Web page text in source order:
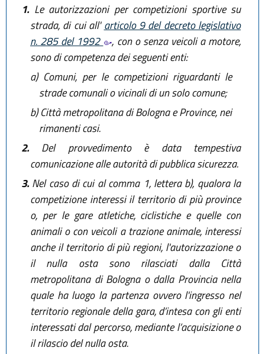
1.Le autorizzazioni per competizioni sportive su
strada, di cui all'articolo 9 del decreto legislativo
n. 285 del 1992
, con o senza veicoli a motore,
sono di competenza dei seguenti enti:
a)Comuni, per le competizioni riguardanti le
strade comunali o vicinali di un solo comune;
b)Città metropolitana di Bologna e Province, nei
rimanenti casi.
2.Del provvedimento è data tempestiva
comunicazione alle autorità di pubblica sicurezza.
3.Nel caso di cui al comma 1, lettera b), qualora la
competizione interessi il territorio di più province
o, per le gare atletiche, ciclistiche e quelle con
animali o con veicoli a trazione animale, interessi
anche il territorio di più regioni, l'autorizzazione o
il nulla osta sono rilasciati dalla Città
metropolitana di Bologna o dalla Provincia nella
quale ha luogo la partenza ovvero l'ingresso nel
territorio regionale della gara, d’intesa con gli enti
interessati dal percorso, mediante l’acquisizione o
il rilascio del nulla osta.